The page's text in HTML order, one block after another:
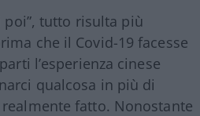
poi”, tutto risulta più
che il Covid-19 facesse
l’esperienza cinese
qualcosa in più di
fatto. Nonostante